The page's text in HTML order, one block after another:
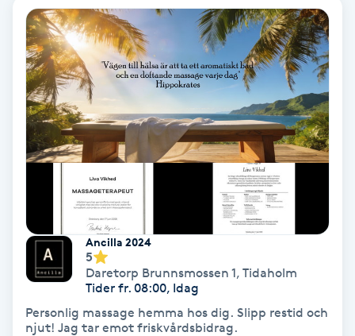
Tvätt & Fön
Vaccination
Vampyrbehandling
Vaxning brasiliansk
Veterinär
Ancilla 2024
5
Daretorp Brunnsmossen 1, Tidaholm
Tider fr. 08:00, Idag
Personlig massage hemma hos dig. Slipp restid och
njut! Jag tar emot friskvårdsbidrag.